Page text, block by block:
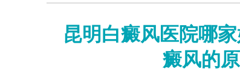
昆明白癜风医院哪
癜风的